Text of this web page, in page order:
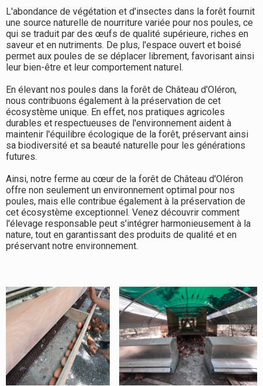
L'abondance de végétation et d'insectes dans la forêt fournit
une source naturelle de nourriture variée pour nos poules, ce
qui se traduit par des œufs de qualité supérieure, riches en
saveur et en nutriments. De plus, l'espace ouvert et boisé
permet aux poules de se déplacer librement, favorisant ainsi
leur bien-être et leur comportement naturel.
En élevant nos poules dans la forêt de Château d'Oléron,
nous contribuons également à la préservation de cet
écosystème unique. En effet, nos pratiques agricoles
durables et respectueuses de l'environnement aident à
maintenir l'équilibre écologique de la forêt, préservant ainsi
sa biodiversité et sa beauté naturelle pour les générations
futures.
Ainsi, notre ferme au cœur de la forêt de Château d'Oléron
offre non seulement un environnement optimal pour nos
poules, mais elle contribue également à la préservation de
cet écosystème exceptionnel. Venez découvrir comment
l'élevage responsable peut s'intégrer harmonieusement à la
nature, tout en garantissant des produits de qualité et en
préservant notre environnement.